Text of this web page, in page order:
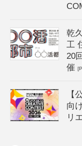
乾
工
20
催
【
向
リ